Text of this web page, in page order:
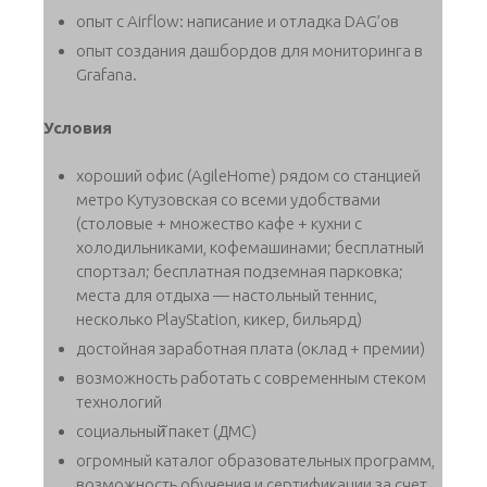
опыт с Airflow: написание и отладка DAG’ов
опыт создания дашбордов для мониторинга в
Grafana.
Условия
хороший офис (AgileHome) рядом со станцией
метро Кутузовская со всеми удобствами
(столовые + множество кафе + кухни с
холодильниками, кофемашинами; бесплатный
спортзал; бесплатная подземная парковка;
места для отдыха — настольный теннис,
несколько PlayStation, кикер, бильярд)
достойная заработная плата (оклад + премии)
возможность работать с современным стеком
технологий
социальный̆ пакет (ДМС)
огромный каталог образовательных программ,